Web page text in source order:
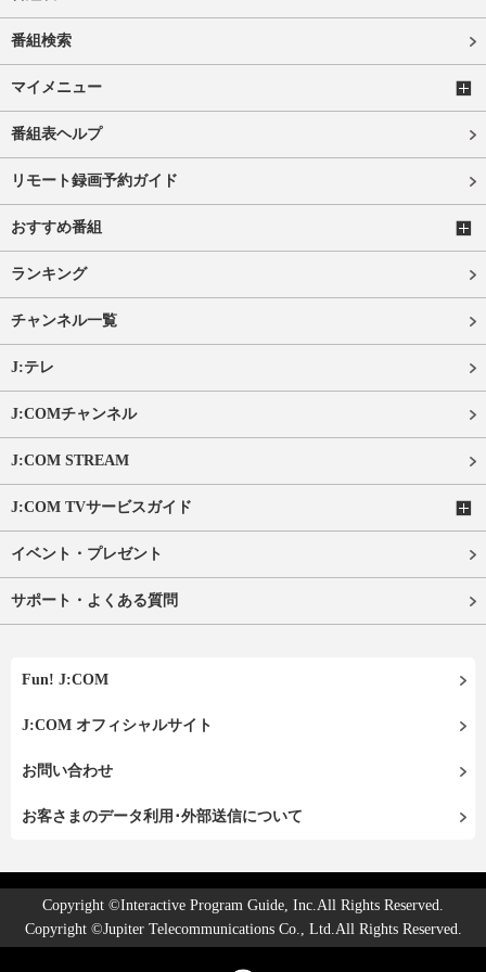
番組検索
マイメニュー
番組表ヘルプ
リモート録画予約ガイド
おすすめ番組
ランキング
チャンネル一覧
J:テレ
J:COMチャンネル
J:COM STREAM
J:COM TVサービスガイド
イベント・プレゼント
サポート・よくある質問
Fun! J:COM
J:COM オフィシャルサイト
お問い合わせ
お客さまのデータ利用･外部送信について
Copyright ©Interactive Program Guide, Inc.All Rights Reserved.
Copyright ©Jupiter Telecommunications Co., Ltd.All Rights Reserved.